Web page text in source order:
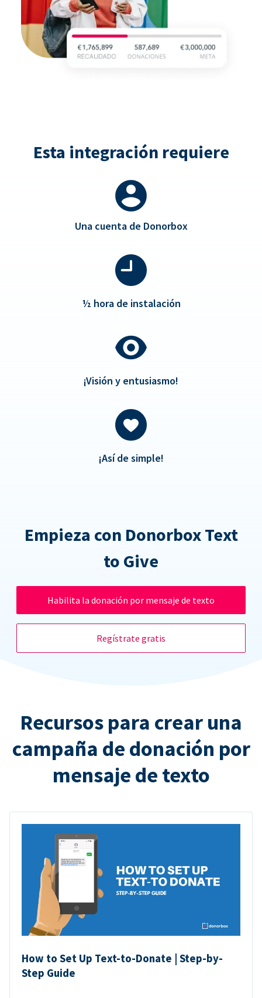
Esta integración requiere
Una cuenta de Donorbox
½ hora de instalación
¡Visión y entusiasmo!
¡Así de simple!
Empieza con Donorbox Text
to Give
Habilita la donación por mensaje de texto
Regístrate gratis
Recursos para crear una
campaña de donación por
mensaje de texto
How to Set Up Text-to-Donate | Step-by-
Step Guide